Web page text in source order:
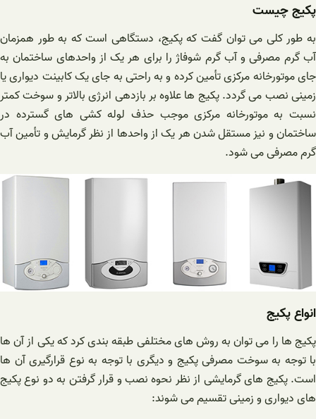
پکیج چیست
به طور کلی می توان گفت که پکیج، دستگاهی است که به طور همزمان
آب گرم مصرفی و آب گرم شوفاژ را برای هر یک از واحدهای ساختمان به
جای موتورخانه مرکزی تأمین کرده و به راحتی به جای یک کابینت دیواری یا
زمینی نصب می گردد. پکیج ها علاوه بر بازدهی انرژی بالاتر و سوخت کمتر
نسبت به موتورخانه مرکزی موجب حذف لوله کشی های گسترده در
ساختمان و نیز مستقل شدن هر یک از واحدها از نظر گرمایش و تأمین آب
گرم مصرفی می شود.
انواع پکیج
پکیج ها را می توان به روش های مختلفی طبقه بندی کرد که یکی از آن ها
با توجه به سوخت مصرفی پکیج و دیگری با توجه به نوع قرارگیری آن ها
است. پکیج های گرمایشی از نظر نحوه نصب و قرار گرفتن به دو نوع پکیج
های دیواری و زمینی تقسیم می شوند: